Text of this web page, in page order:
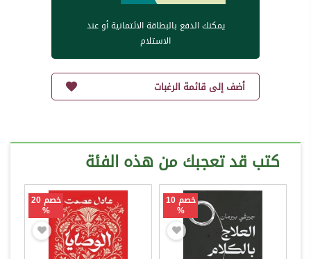
يمكنك الدفع بالبطاقة الائتمانية أو عند
الاستلام
أضف إلى قائمة الرغبات
كتب قد تعجبك من هذه الفئة
خصم 10
%
خصم 20
%